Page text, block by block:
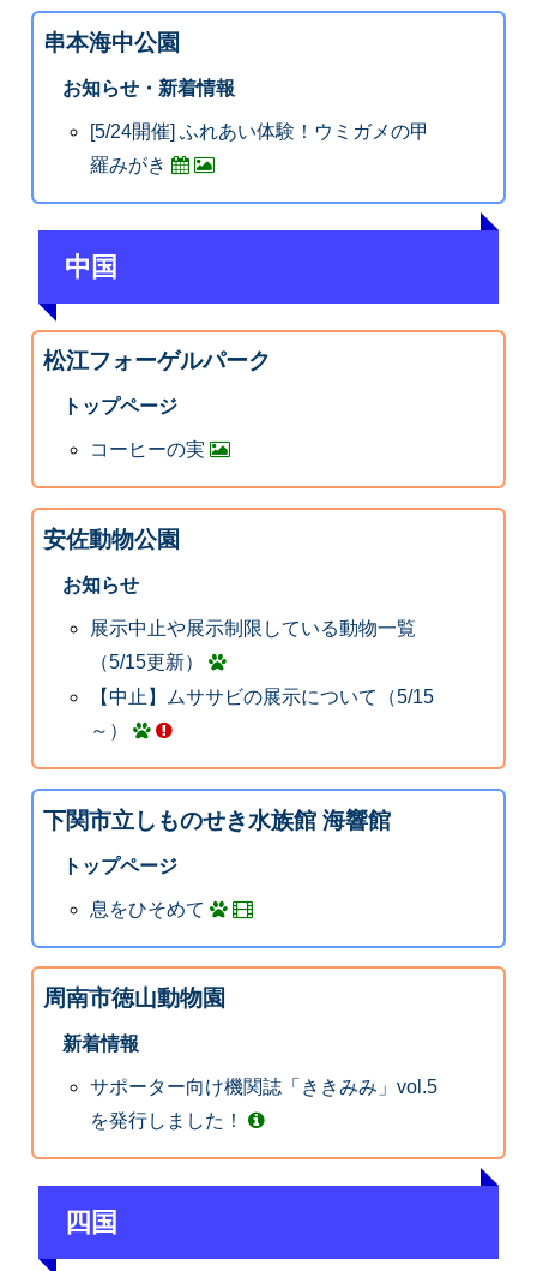
串本海中公園
お知らせ・新着情報
[5/24開催] ふれあい体験！ウミガメの甲
羅みがき
中国
松江フォーゲルパーク
トップページ
コーヒーの実
安佐動物公園
お知らせ
展示中止や展示制限している動物一覧
（5/15更新）
【中止】ムササビの展示について（5/15
～）
下関市立しものせき水族館 海響館
トップページ
息をひそめて
周南市徳山動物園
新着情報
サポーター向け機関誌「ききみみ」vol.5
を発行しました！
四国